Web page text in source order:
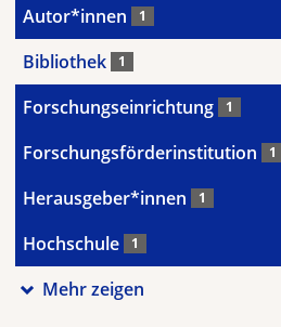
Autor*innen 1
Bibliothek 1
Forschungseinrichtung 1
Forschungsförderinstitution 1
Herausgeber*innen 1
Hochschule 1
Mehr zeigen